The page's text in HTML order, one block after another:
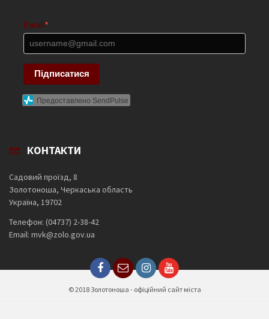
Email*
Підписатися
Предоставлено SendPulse
КОНТАКТИ
Садовий проїзд, 8
Золотоноша, Черкаська область
Україна, 19702
Телефон: (04737) 2-38-42
Email: mvk@zolo.gov.ua
© 2018 Золотоноша - офіційний сайт міста